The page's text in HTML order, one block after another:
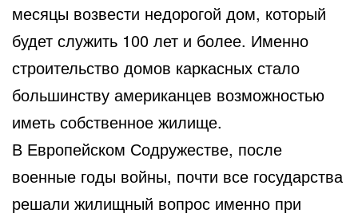
месяцы возвести недорогой дом, который
будет служить 100 лет и более. Именно
строительство домов каркасных стало
большинству американцев возможностью
иметь собственное жилище.
В Европейском Содружестве, после
военные годы войны, почти все государства
решали жилищный вопрос именно при